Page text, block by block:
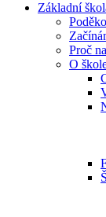
Základní
Proč
O